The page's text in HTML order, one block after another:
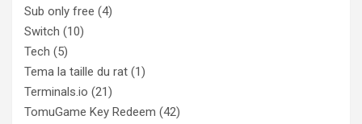
Sub only free (4)
Switch (10)
Tech (5)
Tema la taille du rat (1)
Terminals.io (21)
TomuGame Key Redeem (42)